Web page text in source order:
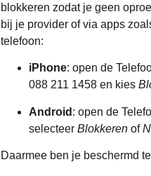
blokkeren zodat je geen
bij je provider of via apps
telefoon:
iPhone: open de
088 211 1458 en kies
Android : open de
selecteer Blokkeren of
Daarmee ben je beschermd